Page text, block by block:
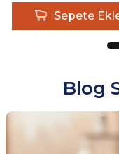
Sepete
Blog